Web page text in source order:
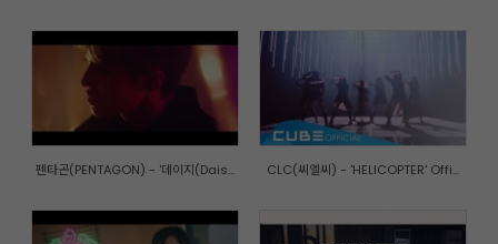
펜타곤(PENTAGON) - '데이지(Dais... CLC(씨엘씨) - 'HELICOPTER' Offi...